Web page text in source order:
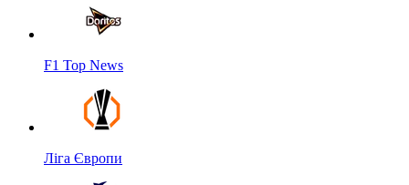
F1 Top News
Ліга Європи